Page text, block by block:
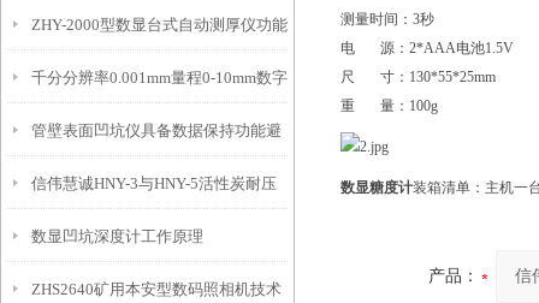
IP54级表头分辨率0.01mm量程
10mm！
ZHY-2000型数显台式自动测厚仪功能
特点
千分分辨率0.001mm量程0-10mm数字
埋头度仪技术参数！
管壁表面凹坑仪具备数据保持功能避
免测试过程中测针移动导致数据变动
信伟慧诚HNY-3与HNY-5活性炭耐压
强度测定仪技术参数！
数显凹坑深度计工作原理
ZHS2640矿用本安型数码照相机技术
测量时间：3秒
电 源：2*AAA电池1.5V
尺 寸：130*55*25mm
重 量：100g
数显糖度计装箱清单：主机一
产品：